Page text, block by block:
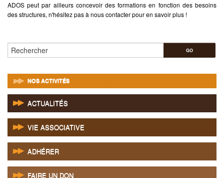
ADOS peut par ailleurs concevoir des formations en fonction des besoins
des structures, n'hésitez pas à nous contacter pour en savoir plus !
Rechercher
NOS ACTIVITÉS
ACTUALITÉS
VIE ASSOCIATIVE
ADHÉRER
FAIRE UN DON